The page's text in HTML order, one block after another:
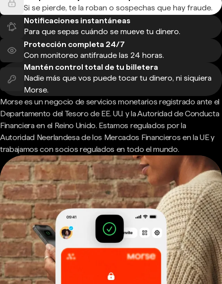
Si se pierde, te la roban o sospechas que hay fraude.
Notificaciones instantáneas
Para que sepas cuándo se mueve tu dinero.
Protección completa 24/7
Con monitoreo antifraude las 24 horas.
Mantén control total de tu billetera
Nadie más que vos puede tocar tu dinero, ni siquiera
Morse.
Morse es un negocio de servicios monetarios registrado ante el
Departamento del Tesoro de EE. UU. y la Autoridad de Conducta
Financiera en el Reino Unido. Estamos regulados por la
Autoridad Neerlandesa de los Mercados Financieros en la UE y
trabajamos con socios regulados en todo el mundo.